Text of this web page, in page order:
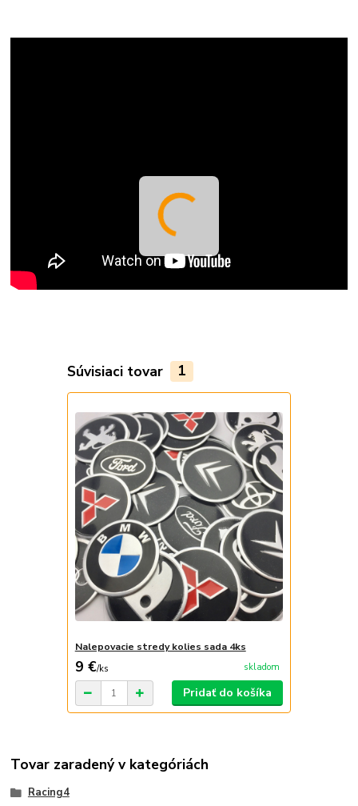
Súvisiaci tovar 1
Nalepovacie stredy kolies sada 4ks
9 €/ks skladom
Pridať do košíka
Tovar zaradený v kategóriách
Racing4